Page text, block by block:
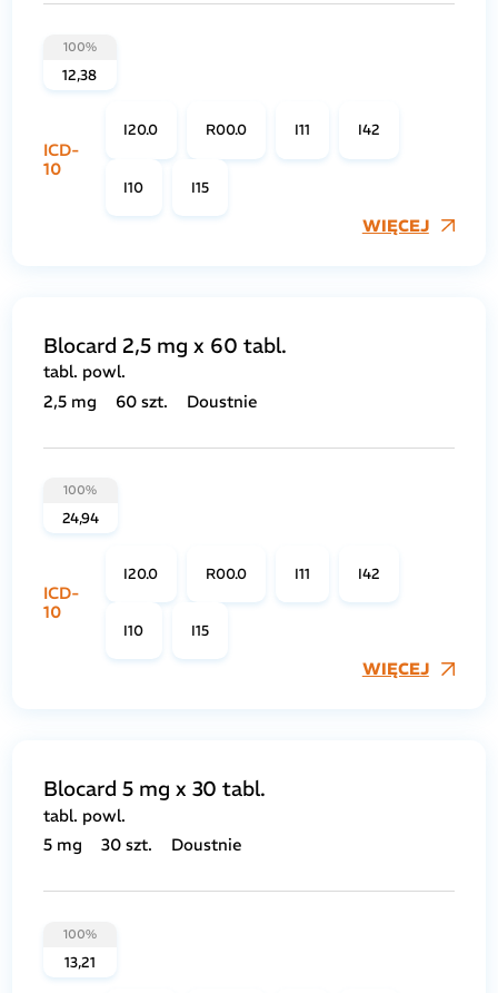
100%
12,38
ICD-
10
I20.0 R00.0 I11 I42
I10 I15
WIĘCEJ
Blocard 2,5 mg x 60 tabl.
tabl. powl.
2,5 mg
60 szt. Doustnie
100%
24,94
ICD-
10
I20.0 R00.0 I11 I42
I10 I15
WIĘCEJ
Blocard 5 mg x 30 tabl.
tabl. powl.
5 mg
30 szt. Doustnie
100%
13,21